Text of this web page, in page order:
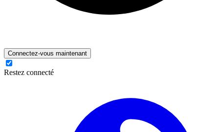
Connectez-vous maintenant
Restez connecté